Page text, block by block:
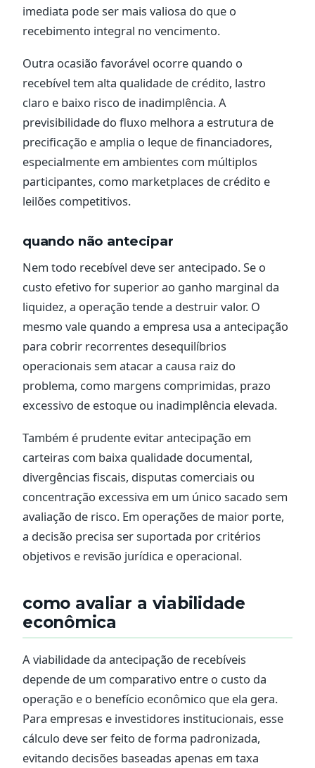
imediata pode ser mais valiosa do que o
recebimento integral no vencimento.
Outra ocasião favorável ocorre quando o
recebível tem alta qualidade de crédito, lastro
claro e baixo risco de inadimplência. A
previsibilidade do fluxo melhora a estrutura de
precificação e amplia o leque de financiadores,
especialmente em ambientes com múltiplos
participantes, como marketplaces de crédito e
leilões competitivos.
quando não antecipar
Nem todo recebível deve ser antecipado. Se o
custo efetivo for superior ao ganho marginal da
liquidez, a operação tende a destruir valor. O
mesmo vale quando a empresa usa a antecipação
para cobrir recorrentes desequilíbrios
operacionais sem atacar a causa raiz do
problema, como margens comprimidas, prazo
excessivo de estoque ou inadimplência elevada.
Também é prudente evitar antecipação em
carteiras com baixa qualidade documental,
divergências fiscais, disputas comerciais ou
concentração excessiva em um único sacado sem
avaliação de risco. Em operações de maior porte,
a decisão precisa ser suportada por critérios
objetivos e revisão jurídica e operacional.
como avaliar a viabilidade
econômica
A viabilidade da antecipação de recebíveis
depende de um comparativo entre o custo da
operação e o benefício econômico que ela gera.
Para empresas e investidores institucionais, esse
cálculo deve ser feito de forma padronizada,
evitando decisões baseadas apenas em taxa